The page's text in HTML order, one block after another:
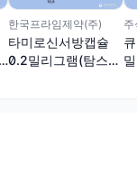
한국프라임제약(주)
타미로신서방캡슐
0.2밀리그램(탐스로